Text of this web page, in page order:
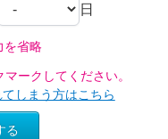
日
を省略
ークしてください。
しまう方はこちら
る